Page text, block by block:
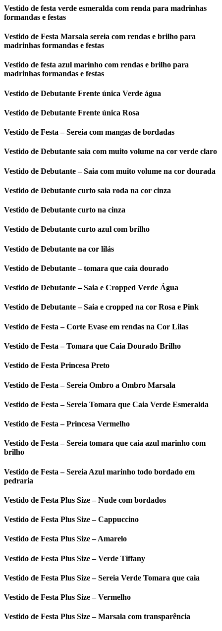
Vestido de festa verde esmeralda com renda para madrinhas
formandas e festas
Vestido de Festa Marsala sereia com rendas e brilho para
madrinhas formandas e festas
Vestido de festa azul marinho com rendas e brilho para
madrinhas formandas e festas
Vestido de Debutante Frente única Verde água
Vestido de Debutante Frente única Rosa
Vestido de Festa – Sereia com mangas de bordadas
Vestido de Debutante saia com muito volume na cor verde claro
Vestido de Debutante – Saia com muito volume na cor dourada
Vestido de Debutante curto saia roda na cor cinza
Vestido de Debutante curto na cinza
Vestido de Debutante curto azul com brilho
Vestido de Debutante na cor lilás
Vestido de Debutante – tomara que caia dourado
Vestido de Debutante – Saia e Cropped Verde Água
Vestido de Debutante – Saia e cropped na cor Rosa e Pink
Vestido de Festa – Corte Evase em rendas na Cor Lilas
Vestido de Festa – Tomara que Caia Dourado Brilho
Vestido de Festa Princesa Preto
Vestido de Festa – Sereia Ombro a Ombro Marsala
Vestido de Festa – Sereia Tomara que Caia Verde Esmeralda
Vestido de Festa – Princesa Vermelho
Vestido de Festa – Sereia tomara que caia azul marinho com
brilho
Vestido de Festa – Sereia Azul marinho todo bordado em
pedraria
Vestido de Festa Plus Size – Nude com bordados
Vestido de Festa Plus Size – Cappuccino
Vestido de Festa Plus Size – Amarelo
Vestido de Festa Plus Size – Verde Tiffany
Vestido de Festa Plus Size – Sereia Verde Tomara que caia
Vestido de Festa Plus Size – Vermelho
Vestido de Festa Plus Size – Marsala com transparência